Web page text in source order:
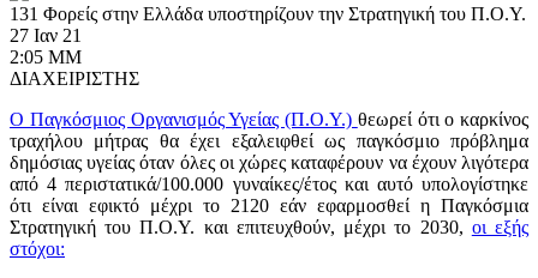
Κοινωνικές Δράσεις
131 Φορείς στην Ελλάδα υποστηρίζουν την Στρατηγική του Π.Ο.Υ.
27 Ιαν 21
2:05 ΜΜ
ΔΙΑΧΕΙΡΙΣΤΗΣ
Ο Παγκόσμιος Οργανισμός Υγείας (Π.Ο.Υ.) θεωρεί ότι ο καρκίνος
τραχήλου μήτρας θα έχει εξαλειφθεί ως παγκόσμιο πρόβλημα
δημόσιας υγείας όταν όλες οι χώρες καταφέρουν να έχουν λιγότερα
από 4 περιστατικά/100.000 γυναίκες/έτος και αυτό υπολογίστηκε
ότι είναι εφικτό μέχρι το 2120 εάν εφαρμοσθεί η Παγκόσμια
Στρατηγική του Π.Ο.Υ. και επιτευχθούν, μέχρι το 2030, οι εξής
στόχοι: